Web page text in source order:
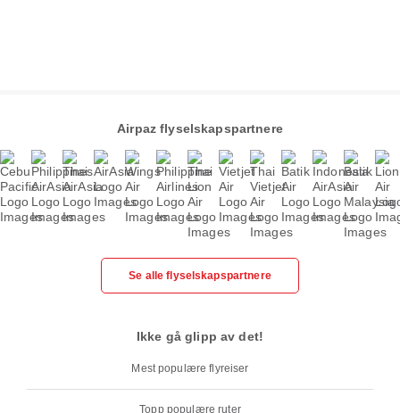
Airpaz flyselskapspartnere
Se alle flyselskapspartnere
Ikke gå glipp av det!
Mest populære flyreiser
Topp populære ruter